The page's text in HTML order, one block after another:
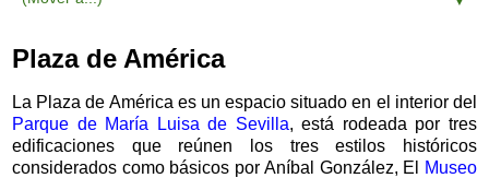
Plaza de América
La Plaza de América es un espacio situado en el interior del
Parque de María Luisa de Sevilla, está rodeada por tres
edificaciones que reúnen los tres estilos históricos
considerados como básicos por Aníbal González, El
Museo